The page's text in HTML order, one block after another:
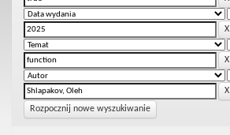
Rozpocznij nowe wyszukiwanie